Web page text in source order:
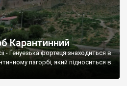
Карантинний
- Генуезька фортеця знаходиться в
пагорбі, який підноситься в